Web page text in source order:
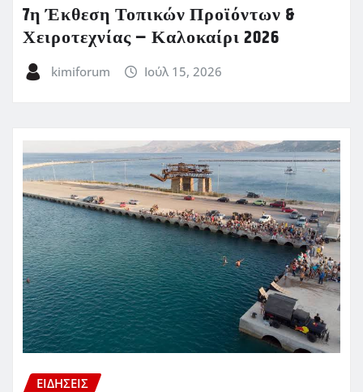
7η Έκθεση Τοπικών Προϊόντων &
Χειροτεχνίας – Καλοκαίρι 2026
kimiforum Ιούλ 15, 2026
ΕΙΔΗΣΕΙΣ